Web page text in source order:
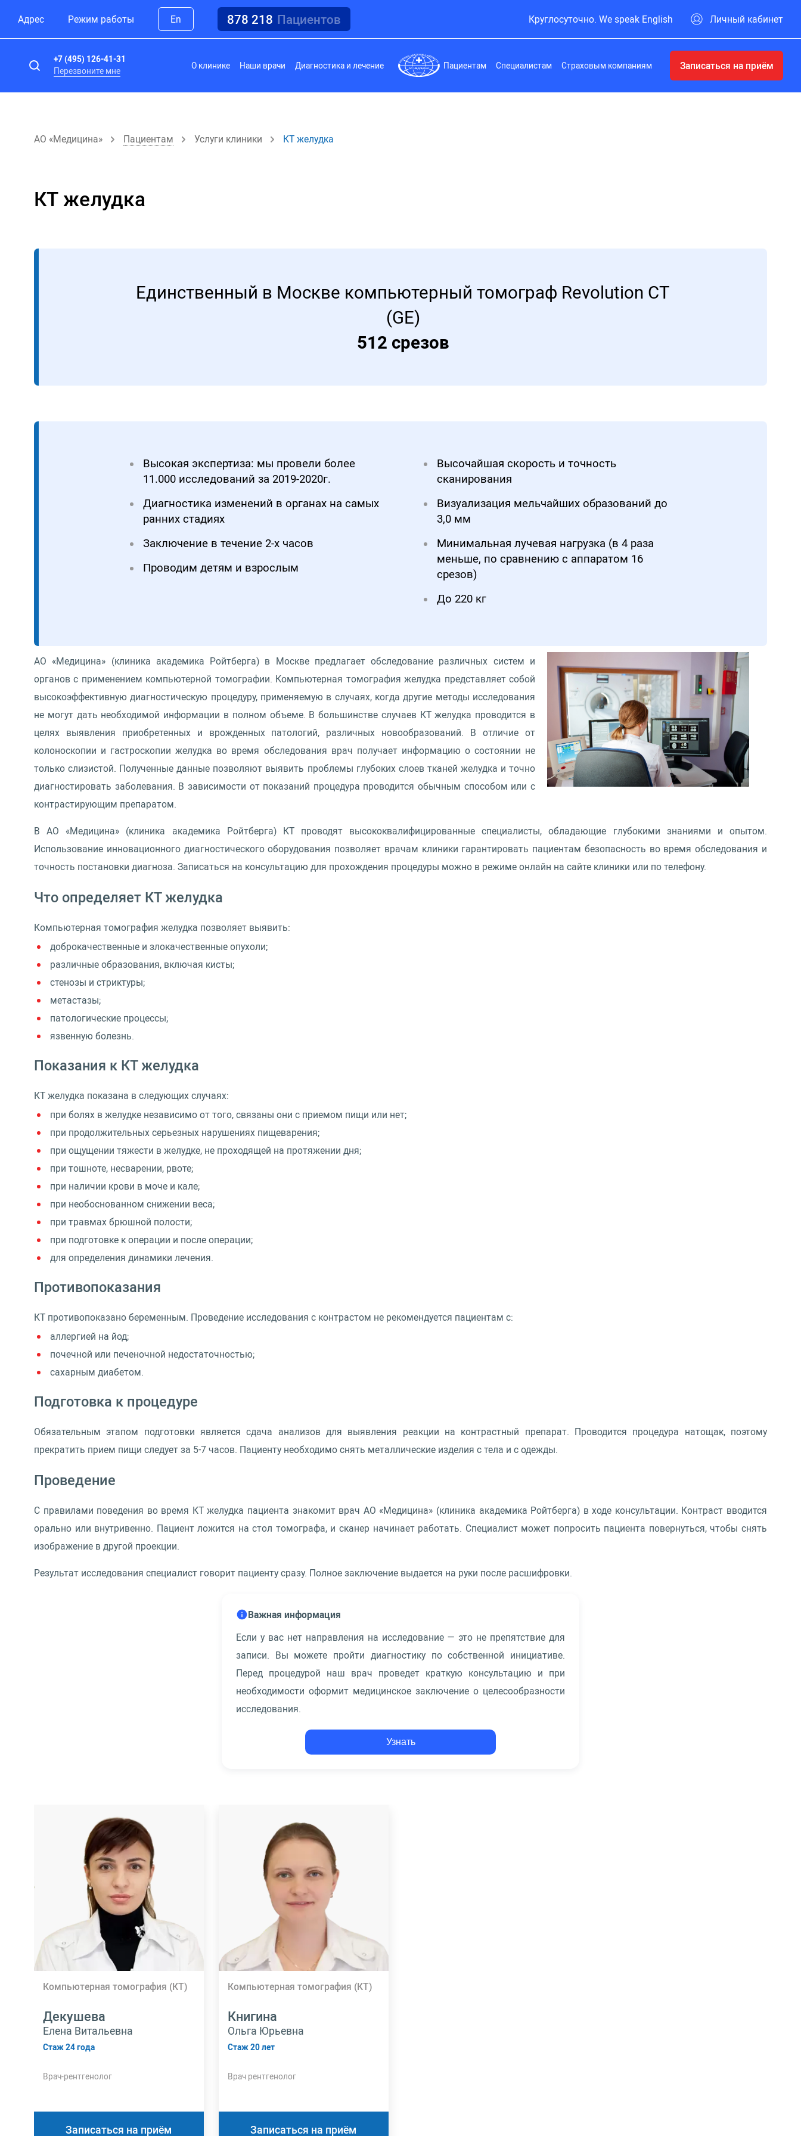
Адрес Режим работы En 878 218 Пациентов Круглосуточно. We speak English Личный кабинет
+7 (495) 126-41-31
Перезвоните мне
О клинике Наши врачи Диагностика и лечение Пациентам Специалистам Страховым компаниям Записаться на приём
АО «Медицина» Пациентам Услуги клиники КТ желудка
КТ желудка
Единственный в Москве компьютерный томограф Revolution CT
(GE)
512 срезов
Высокая экспертиза: мы провели более
11.000 исследований за 2019-2020г.
Диагностика изменений в органах на самых
ранних стадиях
Заключение в течение 2-х часов
Проводим детям и взрослым
Высочайшая скорость и точность
сканирования
Визуализация мельчайших образований до
3,0 мм
Минимальная лучевая нагрузка (в 4 раза
меньше, по сравнению с аппаратом 16
срезов)
До 220 кг
АО «Медицина» (клиника академика Ройтберга) в Москве предлагает обследование различных систем и
органов с применением компьютерной томографии. Компьютерная томография желудка представляет собой
высокоэффективную диагностическую процедуру, применяемую в случаях, когда другие методы исследования
не могут дать необходимой информации в полном объеме. В большинстве случаев КТ желудка проводится в
целях выявления приобретенных и врожденных патологий, различных новообразований. В отличие от
колоноскопии и гастроскопии желудка во время обследования врач получает информацию о состоянии не
только слизистой. Полученные данные позволяют выявить проблемы глубоких слоев тканей желудка и точно
диагностировать заболевания. В зависимости от показаний процедура проводится обычным способом или с
контрастирующим препаратом.
В АО «Медицина» (клиника академика Ройтберга) КТ проводят высококвалифицированные специалисты, обладающие глубокими знаниями и опытом.
Использование инновационного диагностического оборудования позволяет врачам клиники гарантировать пациентам безопасность во время обследования и
точность постановки диагноза. Записаться на консультацию для прохождения процедуры можно в режиме онлайн на сайте клиники или по телефону.
Что определяет КТ желудка
Компьютерная томография желудка позволяет выявить:
доброкачественные и злокачественные опухоли;
различные образования, включая кисты;
стенозы и стриктуры;
метастазы;
патологические процессы;
язвенную болезнь.
Показания к КТ желудка
КТ желудка показана в следующих случаях:
при болях в желудке независимо от того, связаны они с приемом пищи или нет;
при продолжительных серьезных нарушениях пищеварения;
при ощущении тяжести в желудке, не проходящей на протяжении дня;
при тошноте, несварении, рвоте;
при наличии крови в моче и кале;
при необоснованном снижении веса;
при травмах брюшной полости;
при подготовке к операции и после операции;
для определения динамики лечения.
Противопоказания
КТ противопоказано беременным. Проведение исследования с контрастом не рекомендуется пациентам с:
аллергией на йод;
почечной или печеночной недостаточностью;
сахарным диабетом.
Подготовка к процедуре
Обязательным этапом подготовки является сдача анализов для выявления реакции на контрастный препарат. Проводится процедура натощак, поэтому
прекратить прием пищи следует за 5-7 часов. Пациенту необходимо снять металлические изделия с тела и с одежды.
Проведение
С правилами поведения во время КТ желудка пациента знакомит врач АО «Медицина» (клиника академика Ройтберга) в ходе консультации. Контраст вводится
орально или внутривенно. Пациент ложится на стол томографа, и сканер начинает работать. Специалист может попросить пациента повернуться, чтобы снять
изображение в другой проекции.
Результат исследования специалист говорит пациенту сразу. Полное заключение выдается на руки после расшифровки.
Важная информация
Если у вас нет направления на исследование — это не препятствие для
записи. Вы можете пройти диагностику по собственной инициативе.
Перед процедурой наш врач проведет краткую консультацию и при
необходимости оформит медицинское заключение о целесообразности
исследования.
Узнать
Компьютерная томография (КТ)
Декушева
Елена Витальевна
Стаж 24 года
Врач-рентгенолог
Записаться на приём
Компьютерная томография (КТ)
Книгина
Ольга Юрьевна
Стаж 20 лет
Врач рентгенолог
Записаться на приём